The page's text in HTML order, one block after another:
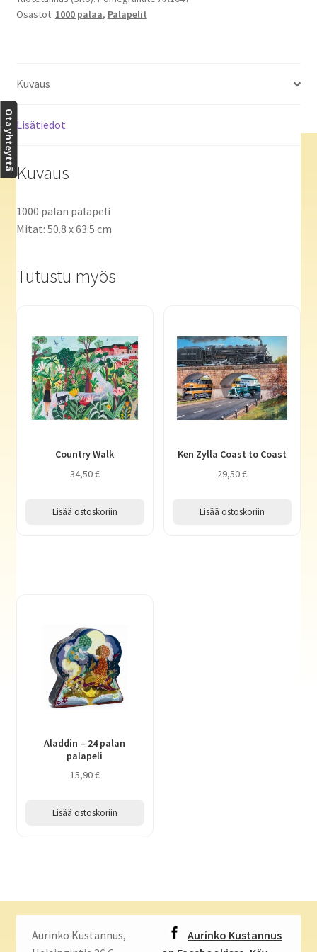
Sketchers,
Osastot: 1000 palaa, Palapelit
Kuvaus
Lisätiedot
Kuvaus
1000 palan palapeli
Mitat: 50.8 x 63.5 cm
Tutustu myös
Country Walk
34,50€
Lisää ostoskoriin
Ken Zylla Coast to Coast
29,50€
Lisää ostoskoriin
Aladdin – 24 palan
palapeli
15,90€
Lisää ostoskoriin
Aurinko Kustannus,
Aurinko Kustannus
Ota yhteyttä